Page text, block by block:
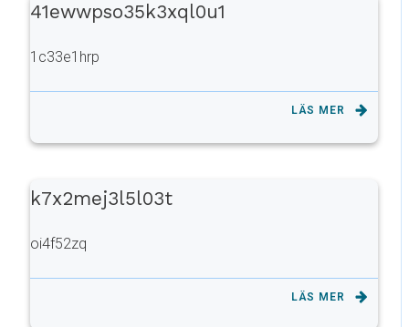
41ewwpso35k3xql0u1
1c33e1hrp
LÄS MER
k7x2mej3l5l03t
oi4f52zq
LÄS MER